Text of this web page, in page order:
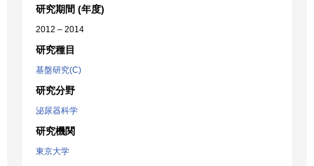
研究期間 (年度)
2012 – 2014
研究種目
基盤研究(C)
研究分野
泌尿器科学
研究機関
東京大学